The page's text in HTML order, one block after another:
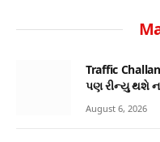
Traffic
પણ રીન્યુ થશે
August 6, 2026